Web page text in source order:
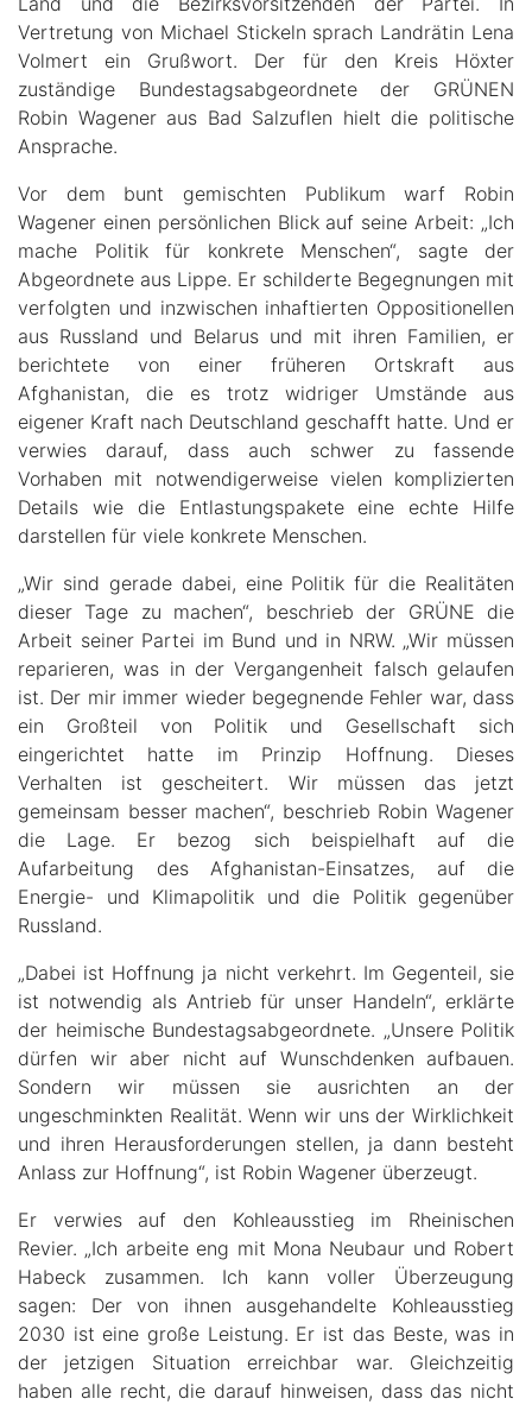
Vertretung von Michael Stickeln sprach Landrätin Lena
Volmert ein Grußwort. Der für den Kreis Höxter
zuständige Bundestagsabgeordnete der GRÜNEN
Robin Wagener aus Bad Salzuflen hielt die politische
Ansprache.
Vor dem bunt gemischten Publikum warf Robin
Wagener einen persönlichen Blick auf seine Arbeit: „Ich
mache Politik für konkrete Menschen“, sagte der
Abgeordnete aus Lippe. Er schilderte Begegnungen mit
verfolgten und inzwischen inhaftierten Oppositionellen
aus Russland und Belarus und mit ihren Familien, er
berichtete von einer früheren Ortskraft aus
Afghanistan, die es trotz widriger Umstände aus
eigener Kraft nach Deutschland geschafft hatte. Und er
verwies darauf, dass auch schwer zu fassende
Vorhaben mit notwendigerweise vielen komplizierten
Details wie die Entlastungspakete eine echte Hilfe
darstellen für viele konkrete Menschen.
„Wir sind gerade dabei, eine Politik für die Realitäten
dieser Tage zu machen“, beschrieb der GRÜNE die
Arbeit seiner Partei im Bund und in NRW. „Wir müssen
reparieren, was in der Vergangenheit falsch gelaufen
ist. Der mir immer wieder begegnende Fehler war, dass
ein Großteil von Politik und Gesellschaft sich
eingerichtet hatte im Prinzip Hoffnung. Dieses
Verhalten ist gescheitert. Wir müssen das jetzt
gemeinsam besser machen“, beschrieb Robin Wagener
die Lage. Er bezog sich beispielhaft auf die
Aufarbeitung des Afghanistan-Einsatzes, auf die
Energie- und Klimapolitik und die Politik gegenüber
Russland.
„Dabei ist Hoffnung ja nicht verkehrt. Im Gegenteil, sie
ist notwendig als Antrieb für unser Handeln“, erklärte
der heimische Bundestagsabgeordnete. „Unsere Politik
dürfen wir aber nicht auf Wunschdenken aufbauen.
Sondern wir müssen sie ausrichten an der
ungeschminkten Realität. Wenn wir uns der Wirklichkeit
und ihren Herausforderungen stellen, ja dann besteht
Anlass zur Hoffnung“, ist Robin Wagener überzeugt.
Er verwies auf den Kohleausstieg im Rheinischen
Revier. „Ich arbeite eng mit Mona Neubaur und Robert
Habeck zusammen. Ich kann voller Überzeugung
sagen: Der von ihnen ausgehandelte Kohleausstieg
2030 ist eine große Leistung. Er ist das Beste, was in
der jetzigen Situation erreichbar war. Gleichzeitig
haben alle recht, die darauf hinweisen, dass das nicht